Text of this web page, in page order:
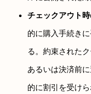
チェックアウト
的に購入手続き
る。約束された
あるいは決済前
的に割引を受け